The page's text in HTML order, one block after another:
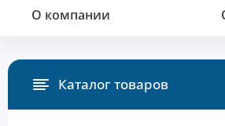
О компании
Каталог товаров